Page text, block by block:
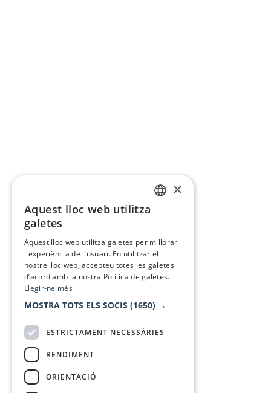
×
Aquest lloc web utilitza
galetes
Aquest lloc web utilitza galetes per millorar
l'experiència de l'usuari. En utilitzar el
nostre lloc web, accepteu totes les galetes
d’acord amb la nostra Política de galetes.
Llegir-ne més
MOSTRA TOTS ELS SOCIS (1650) →
ESTRICTAMENT NECESSÀRIES
RENDIMENT
ORIENTACIÓ